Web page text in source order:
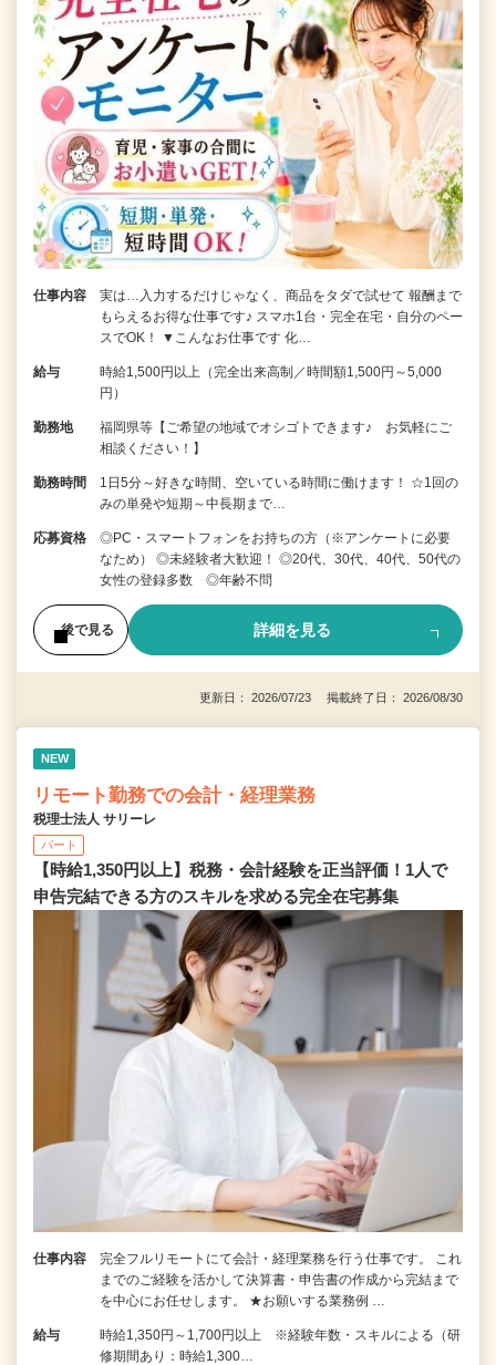
仕事内容
実は…入力するだけじゃなく、商品をタダで試せて 報酬まで
もらえるお得な仕事です♪ スマホ1台・完全在宅・自分のペー
スでOK！ ▼こんなお仕事です 化…
給与
時給1,500円以上（完全出来高制／時間額1,500円～5,000
円）
勤務地
福岡県等【ご希望の地域でオシゴトできます♪ お気軽にご
相談ください！】
勤務時間
1日5分～好きな時間、空いている時間に働けます！ ☆1回の
みの単発や短期～中長期まで…
応募資格
◎PC・スマートフォンをお持ちの方（※アンケートに必要
なため） ◎未経験者大歓迎！ ◎20代、30代、40代、50代の
女性の登録多数 ◎年齢不問
後で見る 詳細を見る
更新日： 2026/07/23 掲載終了日： 2026/08/30
NEW
リモート勤務での会計・経理業務
税理士法人 サリーレ
パート
【時給1,350円以上】税務・会計経験を正当評価！1⼈で
申告完結できる⽅のスキルを求める完全在宅募集
仕事内容
完全フルリモートにて会計・経理業務を行う仕事です。 これ
までのご経験を活かして決算書・申告書の作成から完結まで
を中⼼にお任せします。 ★お願いする業務例 …
給与
時給1,350円～1,700円以上 ※経験年数・スキルによる（研
修期間あり：時給1,300…